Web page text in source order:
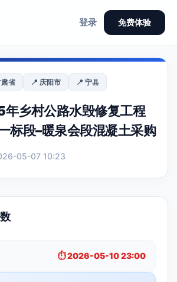
登录 免费体验
肃省 📍 庆阳市 📍 宁县
乡村公路水毁修复工程
标段–暖泉会段混凝土采购
05-07 10:23
⏱️ 2026-05-10 23:00